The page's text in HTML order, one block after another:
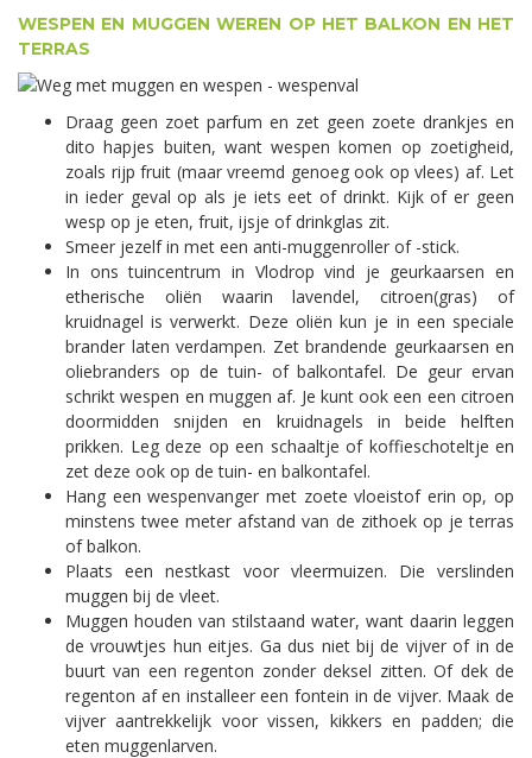
WESPEN EN MUGGEN WEREN OP HET BALKON EN HET
TERRAS
Draag geen zoet parfum en zet geen zoete drankjes en
dito hapjes buiten, want wespen komen op zoetigheid,
zoals rijp fruit (maar vreemd genoeg ook op vlees) af. Let
in ieder geval op als je iets eet of drinkt. Kijk of er geen
wesp op je eten, fruit, ijsje of drinkglas zit.
Smeer jezelf in met een anti-muggenroller of -stick.
In ons tuincentrum in Vlodrop vind je geurkaarsen en
etherische oliën waarin lavendel, citroen(gras) of
kruidnagel is verwerkt. Deze oliën kun je in een speciale
brander laten verdampen. Zet brandende geurkaarsen en
oliebranders op de tuin- of balkontafel. De geur ervan
schrikt wespen en muggen af. Je kunt ook een een citroen
doormidden snijden en kruidnagels in beide helften
prikken. Leg deze op een schaaltje of koffieschoteltje en
zet deze ook op de tuin- en balkontafel.
Hang een wespenvanger met zoete vloeistof erin op, op
minstens twee meter afstand van de zithoek op je terras
of balkon.
Plaats een nestkast voor vleermuizen. Die verslinden
muggen bij de vleet.
Muggen houden van stilstaand water, want daarin leggen
de vrouwtjes hun eitjes. Ga dus niet bij de vijver of in de
buurt van een regenton zonder deksel zitten. Of dek de
regenton af en installeer een fontein in de vijver. Maak de
vijver aantrekkelijk voor vissen, kikkers en padden; die
eten muggenlarven.